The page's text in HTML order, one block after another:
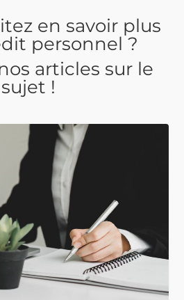
en savoir plus
personnel ?
articles sur le
sujet !